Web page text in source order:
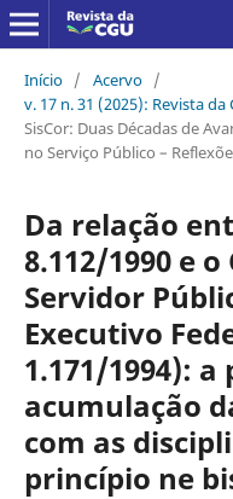
Início / Acervo /
v. 17 n. 31 (2025): Revista
SisCor: Duas Décadas de
no Serviço Público –
Da relação
8.112/1990 e
Servidor
Executivo
1.171/1994):
acumulação
com as
princípio ne